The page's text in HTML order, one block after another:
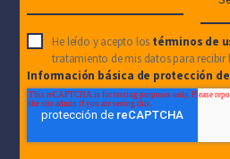
He leído y acepto los términos de
tratamiento de mis datos para
Información básica de protección